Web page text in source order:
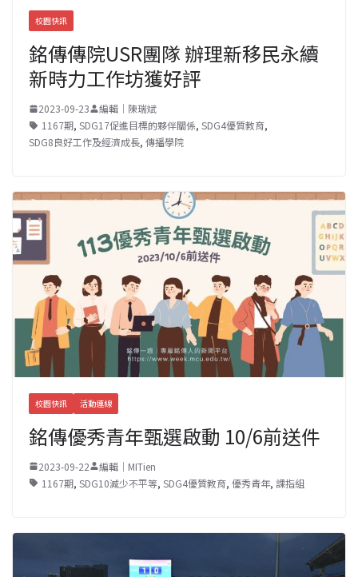
校園快訊
銘傳傳院USR團隊 辦理新移民永續
新時力工作坊獲好評
2023-09-23
編輯｜陳瑞斌
1167期, SDG17促進目標的夥伴關係, SDG4優質教育,
SDG8良好工作及經濟成長, 傳播學院
校園快訊 活動連線
銘傳優秀青年甄選啟動 10/6前送件
2023-09-22
編輯｜MITien
1167期, SDG10減少不平等, SDG4優質教育, 優秀青年, 課指組